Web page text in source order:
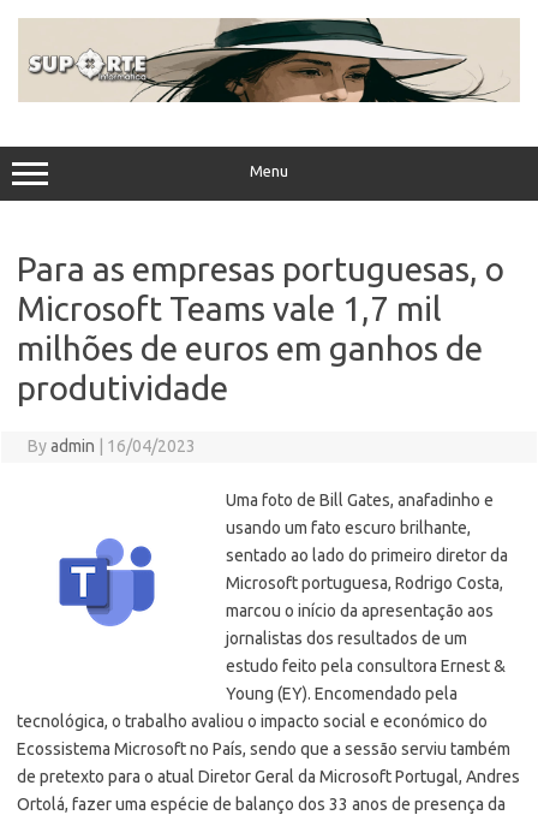
Menu
Para as empresas portuguesas, o
Microsoft Teams vale 1,7 mil
milhões de euros em ganhos de
produtividade
Byadmin 16/04/2023
Uma foto de Bill Gates, anafadinho e
usando um fato escuro brilhante,
sentado ao lado do primeiro diretor da
Microsoft portuguesa, Rodrigo Costa,
marcou o início da apresentação aos
jornalistas dos resultados de um
estudo feito pela consultora Ernest &
Young (EY). Encomendado pela
tecnológica, o trabalho avaliou o impacto social e económico do
Ecossistema Microsoft no País, sendo que a sessão serviu também
de pretexto para o atual Diretor Geral da Microsoft Portugal, Andres
Ortolá, fazer uma espécie de balanço dos 33 anos de presença da